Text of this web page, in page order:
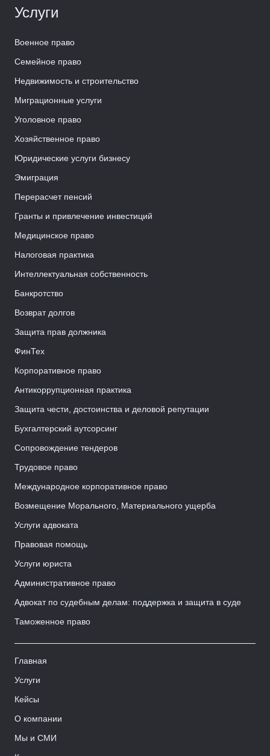
Услуги
Военное право
Семейное право
Недвижимость и строительство
Миграционные услуги
Уголовное право
Хозяйственное право
Юридические услуги бизнесу
Эмиграция
Перерасчет пенсий
Гранты и привлечение инвестиций
Медицинское право
Налоговая практика
Интеллектуальная собственность
Банкротство
Возврат долгов
Защита прав должника
ФинТех
Корпоративное право
Антикоррупционная практика
Защита чести, достоинства и деловой репутации
Бухгалтерский аутсорсинг
Сопровождение тендеров
Трудовое право
Международное корпоративное право
Возмещение Морального, Материального ущерба
Услуги адвоката
Правовая помощь
Услуги юриста
Административное право
Адвокат по судебным делам: поддержка и защита в суде
Таможенное право
Главная
Услуги
Кейсы
О компании
Мы и СМИ